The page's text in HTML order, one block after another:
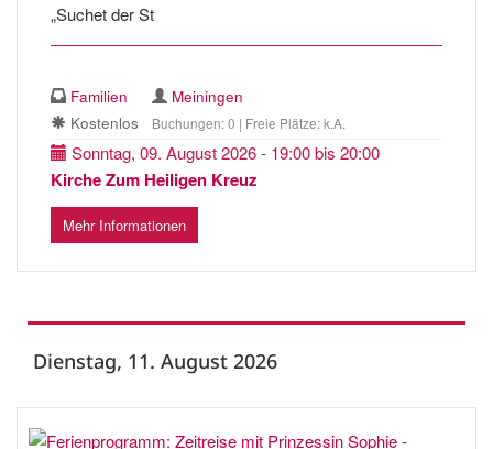
„Suchet der St
Familien
Meiningen
Kostenlos
Buchungen: 0 | Freie Plätze: k.A.
Sonntag, 09. August 2026 - 19:00 bis 20:00
Kirche Zum Heiligen Kreuz
Mehr Informationen
Dienstag, 11. August 2026